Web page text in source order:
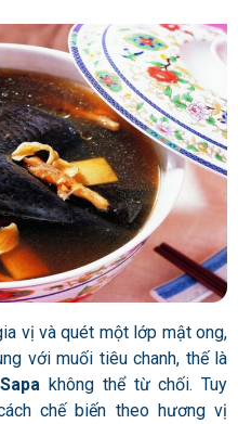
vị và quét một lớp mật ong,
với muối tiêu chanh, thế là
không thể từ chối. Tuy
chế biến theo hương vị